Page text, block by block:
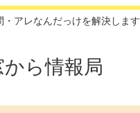
アレなんだっけを解決します
ら情報局